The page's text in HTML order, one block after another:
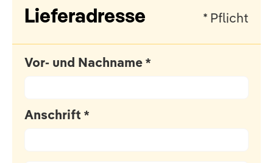
Lieferadresse * Pflicht
Vor- und Nachname *
Anschrift *